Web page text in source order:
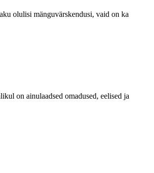
olulisi mänguvärskendusi, vaid on ka
on ainulaadsed omadused, eelised ja